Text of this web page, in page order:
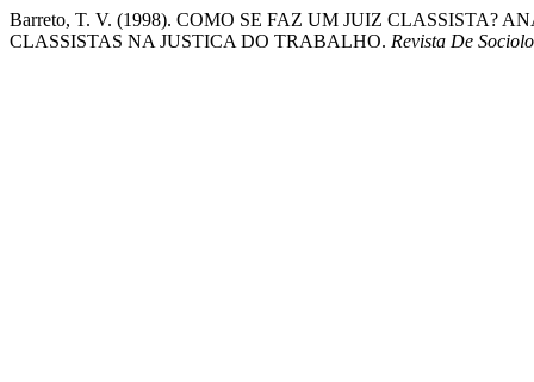
Barreto, T. V. (1998). COMO SE FAZ UM JUIZ CLASSISTA?
CLASSISTAS NA JUSTICA DO TRABALHO. Revista De